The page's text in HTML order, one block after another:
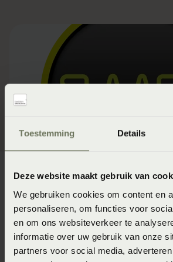
Toestemming Details
Deze website maakt gebruik van
We gebruiken cookies om content en
personaliseren, om functies voor
en om ons websiteverkeer te
informatie over uw gebruik van onze
partners voor social media,
Wanneer moet ik de
Thuismeting inzetten?
Als je echt beter wilt slapen is het